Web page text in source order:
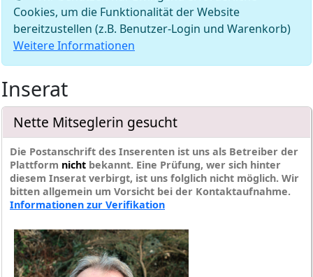
Cookies, um die Funktionalität der Website
bereitzustellen (z.B. Benutzer-Login und Warenkorb)
Weitere Informationen
Inserat
Nette Mitseglerin gesucht
Die Postanschrift des Inserenten ist uns als Betreiber der
Plattform nicht bekannt. Eine Prüfung, wer sich hinter
diesem Inserat verbirgt, ist uns folglich nicht möglich. Wir
bitten allgemein um Vorsicht bei der Kontaktaufnahme.
Informationen zur Verifikation